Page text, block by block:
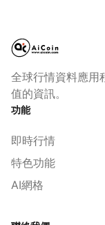
全球行情資料應用
值的資訊。
功能
即時行情
特色功能
AI網格